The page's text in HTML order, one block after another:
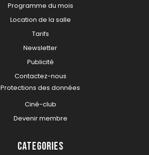
Programme du mois
Location de la salle
Tarifs
Newsletter
Publicité
Contactez-nous
Protections des données
Ciné-club
Devenir membre
Categories